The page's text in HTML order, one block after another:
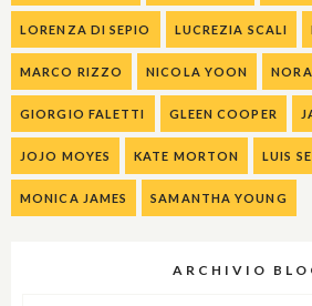
LORENZA DI SEPIO LUCREZIA SCALI
MARCO RIZZO NICOLA YOON
GIORGIO FALETTI GLEEN COOPER
JOJO MOYES KATE MORTON LUIS
MONICA JAMES SAMANTHA YOUNG
ARCHIVIO